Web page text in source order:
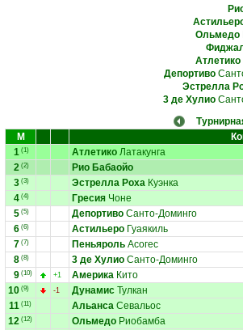
Ольмедо
Атлетико
Депортиво
Эстрелла
3 де Хулио
М
1 (1) Атлетико Латакунга
2 (2)
Рио Бабаойо
3 (3) Эстрелла Роха Куэнка
4 (4) Гресия Чоне
5 (5) Депортиво Санто-Доминго
6 (6) Астильеро Гуаякиль
7 (7) Пеньяроль Асогес
8 (8) 3 де Хулио Санто-Доминго
9 (10) +1 Америка Кито
10 (9) -1 Дунамис Тулкан
11 (11) Альанса Севальос
12 (12) Ольмедо Риобамба